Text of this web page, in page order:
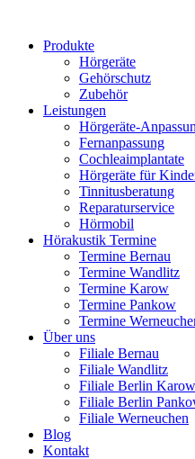
Produkte
Hörgeräte
Gehörschutz
Zubehör
Leistungen
Hörgeräte-
Fernanpassung
Cochleaimplantate
Hörgeräte für
Tinnitusberatung
Reparaturservice
Hörmobil
Hörakustik Termine
Termine Bernau
Termine Wandlitz
Termine Karow
Termine Pankow
Termine
Über uns
Filiale Bernau
Filiale Wandlitz
Filiale Berlin Karow
Filiale Berlin
Filiale Werneuchen
Blog
Kontakt